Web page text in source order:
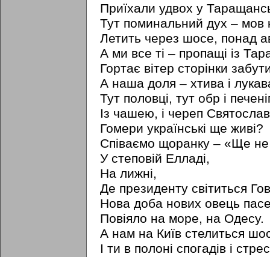
Приїхали удвох у
Тут поминальний дух – мов
Летить через шосе, понад
А ми все ті – пропащі із
Гортає вітер сторінки
А наша доля – хтива i
Тут половці, тут обр i
Із чашею, i череп
Гомери українські ще живі?
Співаємо щоранку – «Ще
У степовій Елладі,
На лижні,
Де президенту світиться
Нова доба нових овець
Повіяло на море, на Одесу.
А нам на Київ стелиться
I ти в полоні спогадів i